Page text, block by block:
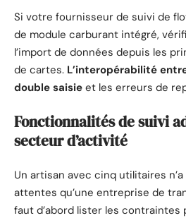
Si votre fournisseur de suivi de
de module carburant intégré,
l’import de données depuis les
de cartes. L’interopérabilité
double saisie et les erreurs de
Fonctionnalités de suivi
secteur d’activité
Un artisan avec cinq utilitaires
attentes qu’une entreprise de
faut d’abord lister les contraintes